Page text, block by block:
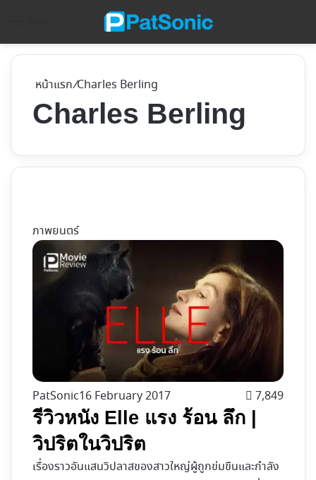
หน้าแรก/Charles Berling
Charles Berling
ภาพยนตร์
PatSonic16 February 2017 7,849
รีวิวหนัง Elle แรง ร้อน ลึก |
วิปริตในวิปริต
เรื่องราวอันแสนวิปลาสของสาวใหญ่ผู้ถูกข่มขืนและกำลัง